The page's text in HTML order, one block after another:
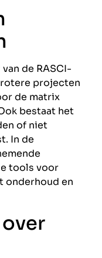
de RASCI-
projecten
de matrix
bestaat het
of niet
In de
tools voor
onderhoud en